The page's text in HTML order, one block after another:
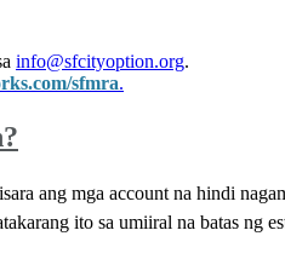
info@sfcityoption.org.
sfmra.
ang mga account na hindi
ito sa umiiral na batas ng